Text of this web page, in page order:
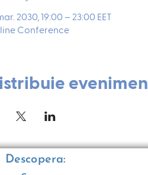
2030, 19:00 – 23:00 EET
Conference
Descopera: